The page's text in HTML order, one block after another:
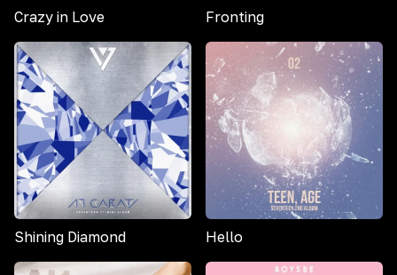
Crazy in Love Fronting
Shining Diamond Hello